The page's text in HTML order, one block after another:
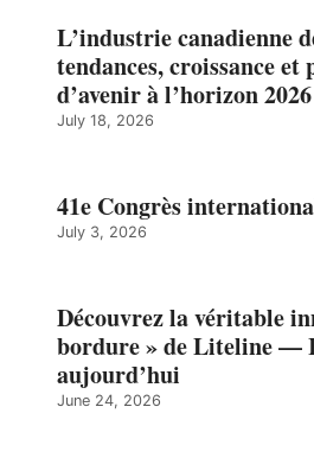
L’industrie canadienne
tendances, croissance et
d’avenir à l’horizon 2026
July 18, 2026
41e Congrès
July 3, 2026
Découvrez la véritable
bordure » de Liteline —
aujourd’hui
June 24, 2026